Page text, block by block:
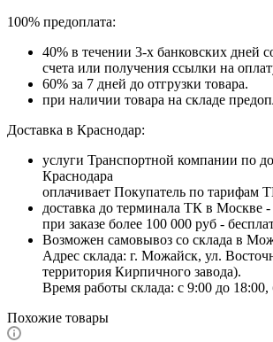
100% предоплата:
40% в течении 3-х банковских дней
счета или получения ссылки на
60% за 7 дней до отгрузки товара.
при наличии товара на складе
Доставка в Краснодар:
услуги Транспортной компании по
Краснодара
оплачивает Покупатель по тарифам
доставка до терминала ТК в Москве -
при заказе более 100 000 руб -
Возможен самовывоз со склада в
Адрес склада: г. Можайск, ул.
территория Кирпичного завода).
Время работы склада: с 9:00 до 18:00,
Похожие товары